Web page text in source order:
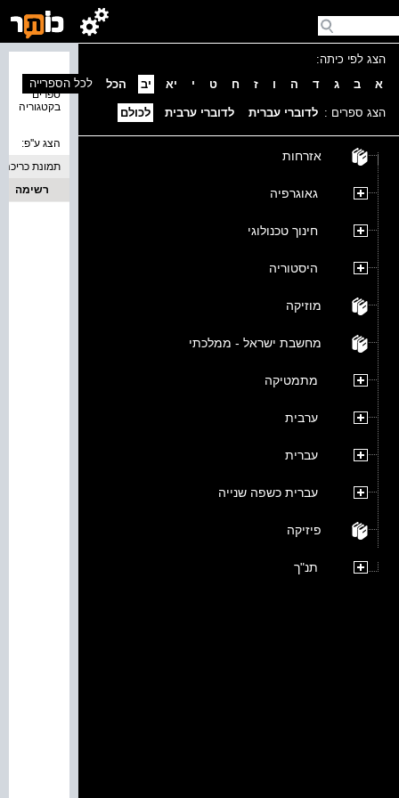
הצג לפי כיתה:
א
ב ג ד ה ו ז ח ט י יא יב הכל
הצג ספרים : לדוברי עברית לדוברי ערבית לכולם
אזרחות
גאוגרפיה
חינוך טכנולוגי
היסטוריה
מוזיקה
מחשבת ישראל - ממלכתי
מתמטיקה
ערבית
עברית
עברית כשפה שנייה
פיזיקה
תנ"ך
ספרים
בקטגוריה
לכל הספרייה
הצג ע''פ:
תמונת כריכה
רשימה